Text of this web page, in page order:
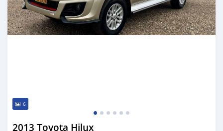
6
2013 Toyota Hilux